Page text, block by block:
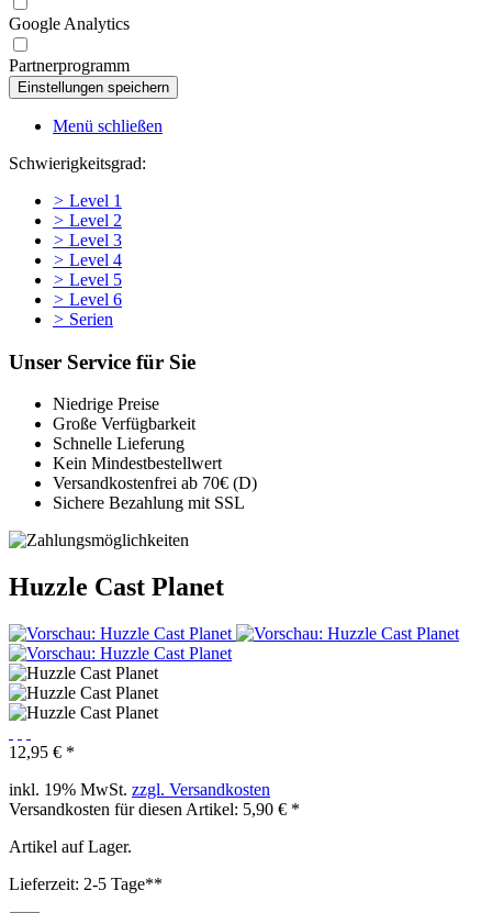
Google Analytics
Partnerprogramm
Menü schließen
Schwierigkeitsgrad:
> Level 1
> Level 2
> Level 3
> Level 4
> Level 5
> Level 6
> Serien
Unser Service für Sie
Niedrige Preise
Große Verfügbarkeit
Schnelle Lieferung
Kein Mindestbestellwert
Versandkostenfrei ab 70€ (D)
Sichere Bezahlung mit SSL
Huzzle Cast Planet
12,95 € *
inkl. 19% MwSt. zzgl. Versandkosten
Versandkosten für diesen Artikel: 5,90 € *
Artikel auf Lager.
Lieferzeit: 2-5 Tage**